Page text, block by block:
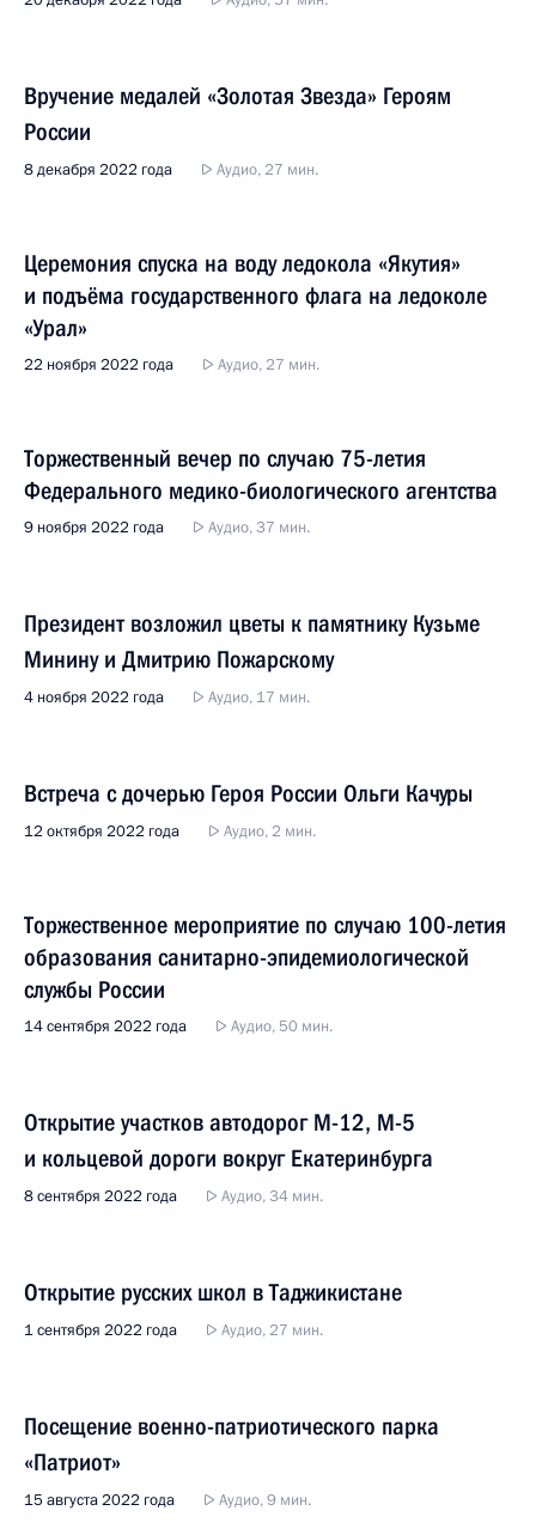
Вручение медалей «Золотая Звезда» Героям
России
8 декабря 2022 года Аудио, 27 мин.
Церемония спуска на воду ледокола «Якутия»
и подъёма государственного флага на ледоколе
«Урал»
22 ноября 2022 года Аудио, 27 мин.
Торжественный вечер по случаю 75-летия
Федерального медико-биологического агентства
9 ноября 2022 года Аудио, 37 мин.
Президент возложил цветы к памятнику Кузьме
Минину и Дмитрию Пожарскому
4 ноября 2022 года Аудио, 17 мин.
Встреча с дочерью Героя России Ольги Качуры
12 октября 2022 года Аудио, 2 мин.
Торжественное мероприятие по случаю 100-летия
образования санитарно-эпидемиологической
службы России
14 сентября 2022 года Аудио, 50 мин.
Открытие участков автодорог М-12, М-5
и кольцевой дороги вокруг Екатеринбурга
8 сентября 2022 года Аудио, 34 мин.
Открытие русских школ в Таджикистане
1 сентября 2022 года Аудио, 27 мин.
Посещение военно-патриотического парка
«Патриот»
15 августа 2022 года Аудио, 9 мин.